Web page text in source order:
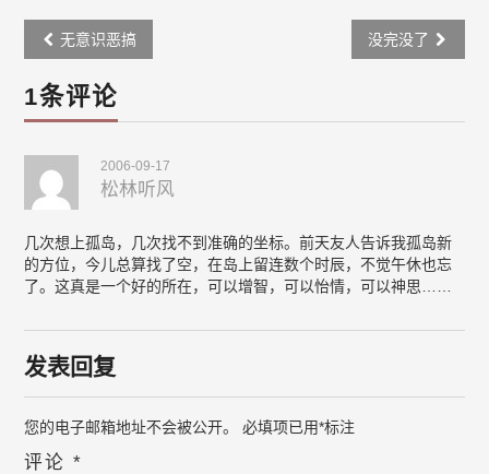
Post
navigation
无意识恶搞 没完没了
1条评论
2006-09-17
松林听风
几次想上孤岛，几次找不到准确的坐标。前天友人告诉我孤岛新
的方位，今儿总算找了空，在岛上留连数个时辰，不觉午休也忘
了。这真是一个好的所在，可以增智，可以怡情，可以神思……
发表回复
您的电子邮箱地址不会被公开。 必填项已用*标注
评论*